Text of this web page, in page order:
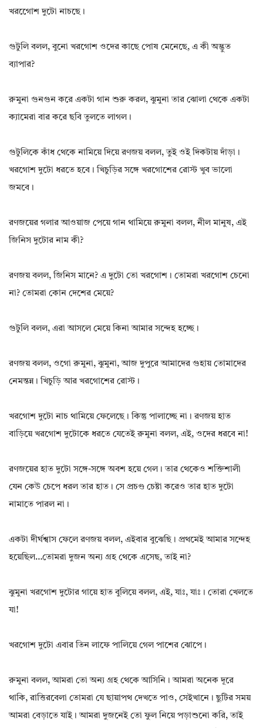
খরগোেশ দুটো নাচছে।
গুটুলি বলল, বুনো খরগোশ ওদের কাছে পোষ মেনেছে, এ কী অদ্ভুত
ব্যাপার?
রুমুনা গুনগুন করে একটা গান শুরু করল, ঝুমুনা তার ঝোলা থেকে একটা
ক্যামেরা বার করে ছবি তুলতে লাগল।
গুটুলিকে কাঁধ থেকে নামিয়ে দিয়ে রণজয় বলল, তুই ওই দিকটায় দাঁড়া।
খরগোশ দুটো ধরতে হবে। খিচুড়ির সঙ্গে খরগোশের রোস্ট খুব ভালো
জমবে।
রণজয়ের গলার আওয়াজ পেয়ে গান থামিয়ে রুমুনা বলল, নীল মানুষ, এই
জিনিস দুটোর নাম কী?
রণজয় বলল, জিনিস মানে? এ দুটো তো খরগোশ। তোমরা খরগোশ চেনো
না? তোমরা কোন দেশের মেয়ে?
গুটুলি বলল, এরা আসলে মেয়ে কিনা আমার সন্দেহ হচ্ছে।
রণজয় বলল, ওগো রুমুনা, ঝুমুনা, আজ দুপুরে আমাদের গুহায় তোমাদের
নেমন্তন্ন। খিচুড়ি আর খরগোশের রোস্ট।
খরগোশ দুটো নাচ থামিয়ে ফেলেছে। কিন্তু পালাচ্ছে না। রণজয় হাত
বাড়িয়ে খরগোশ দুটোকে ধরতে যেতেই রুমুনা বলল, এই, ওদের ধরবে না!
রণজয়ের হাত দুটো সঙ্গে-সঙ্গে অবশ হয়ে গেল। তার থেকেও শক্তিশালী
যেন কেউ চেপে ধরল তার হাত। সে প্রচণ্ড চেষ্টা করেও তার হাত দুটো
নামাতে পারল না।
একটা দীর্ঘশ্বাস ফেলে রণজয় বলল, এইবার বুঝেছি। প্রথমেই আমার সন্দেহ
হয়েছিল…তোমরা দুজন অন্য গ্রহ থেকে এসেছ, তাই না?
ঝুমুনা খরগোশ দুটোর গায়ে হাত বুলিয়ে বলল, এই, যাঃ, যাঃ। তোরা খেলতে
যা!
খরগোশ দুটো এবার তিন লাফে পালিয়ে গেল পাশের ঝোপে।
রুমুনা বলল, আমরা তো অন্য গ্রহ থেকে আসিনি। আমরা অনেক দূরে
থাকি, রাত্তিরবেলা তোমরা যে ছায়াপথ দেখতে পাও, সেইখানে। ছুটির সময়
আমরা বেড়াতে যাই। আমরা দুজনেই তো ফুল নিয়ে পড়াশুনো করি, তাই